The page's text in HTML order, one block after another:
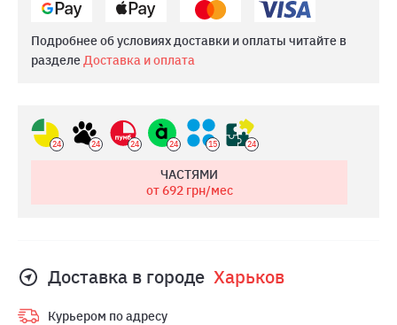
Подробнее об условиях доставки и оплаты читайте в
разделеДоставка и оплата
24 24 24 24 15 24
ЧАСТЯМИ
от 692грн/мес
Доставка в городе Харьков
Курьером по адресу